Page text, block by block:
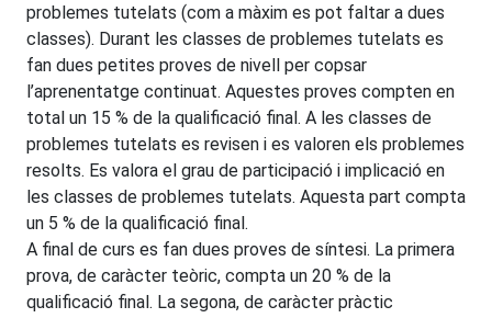
problemes tutelats (com a màxim es pot faltar a dues
classes). Durant les classes de problemes tutelats es
fan dues petites proves de nivell per copsar
l’aprenentatge continuat. Aquestes proves compten en
total un 15 % de la qualificació final. A les classes de
problemes tutelats es revisen i es valoren els problemes
resolts. Es valora el grau de participació i implicació en
les classes de problemes tutelats. Aquesta part compta
un 5 % de la qualificació final.
A final de curs es fan dues proves de síntesi. La primera
prova, de caràcter teòric, compta un 20 % de la
qualificació final. La segona, de caràcter pràctic